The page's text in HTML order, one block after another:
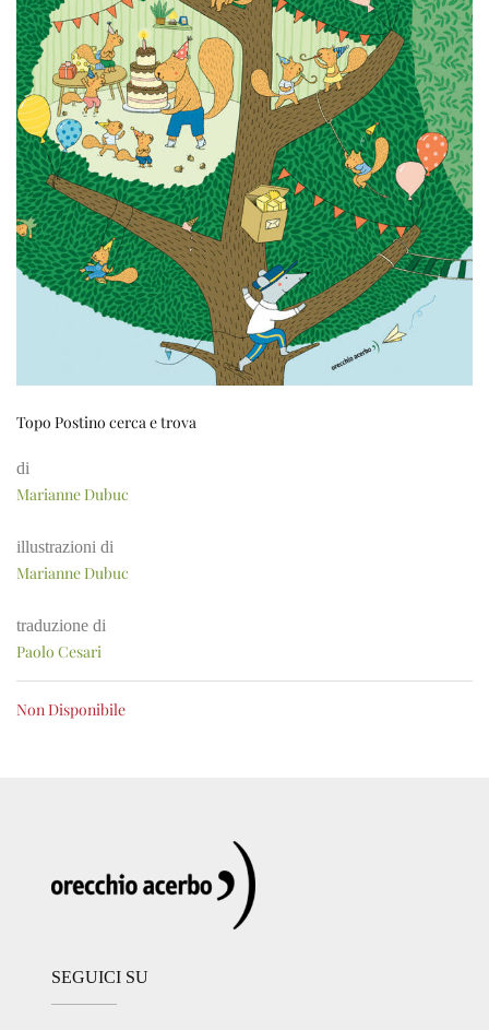
Topo Postino cerca e trova
di
Marianne Dubuc
illustrazioni di
Marianne Dubuc
traduzione di
Paolo Cesari
Non Disponibile
SEGUICI SU